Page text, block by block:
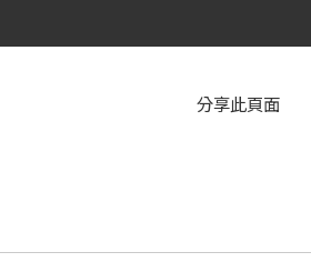
分享此頁面